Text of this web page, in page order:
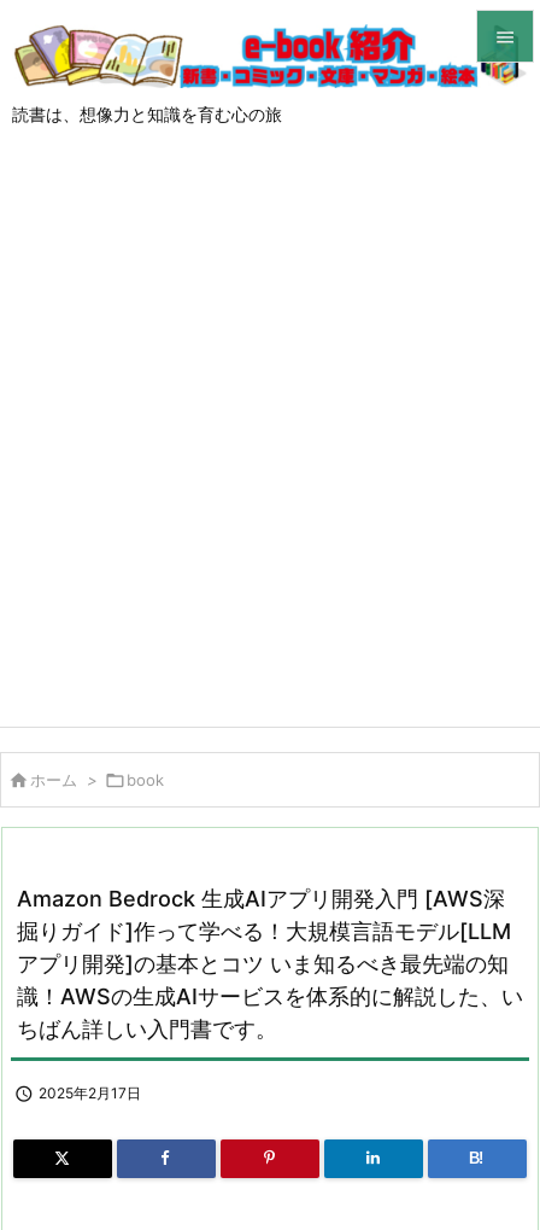
読書は、想像力と知識を育む心の旅


ホーム > book
Amazon Bedrock 生成AIアプリ開発入門 [AWS深
掘りガイド]作って学べる！大規模言語モデル[LLM
アプリ開発]の基本とコツ いま知るべき最先端の知
識！AWSの生成AIサービスを体系的に解説した、い
ちばん詳しい入門書です。
 2025年2月17日
B!